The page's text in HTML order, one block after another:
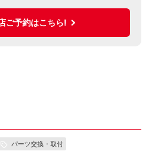
ご予約はこちら!
パーツ交換・取付